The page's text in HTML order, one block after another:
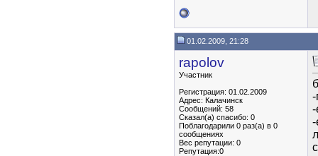
01.02.2009, 21:28
rapolov
Участник
Регистрация: 01.02.2009
Адрес: Калачинск
Сообщений: 58
Сказал(а) спасибо: 0
Поблагодарили 0 раз(а) в 0
сообщениях
Вес репутации: 0
Репутация:0
-
-
-